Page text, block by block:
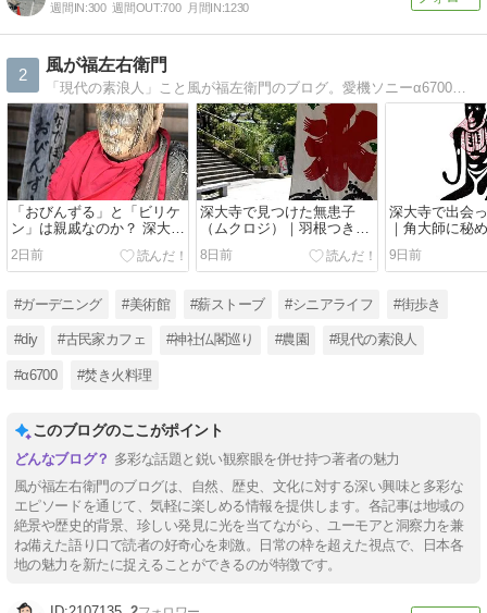
週間IN:300 週間OUT:700 月間IN:1230
2
風が福左右衛門
「現代の素浪人」こと風が福左衛門のブログ。愛機ソニーα6700を携えた神社巡りや街歩き、読書と学び、薪ストーブのある暮らし、古民家カフェや美術館巡り、四季折々のガーデニングや農園など、日々の多彩な探求を独自の視点で深く発信しています。
「おびんずる」と「ビリケ
ン」は親戚なのか？ 深大寺
で生まれた小さな疑問
2日前
深大寺で見つけた無患子
（ムクロジ）｜羽根つきと
石鹸の木に秘められた昔の
知恵
8日前
深大寺で出会
｜角大師に秘
退散の祈り
9日前
#ガーデニング #美術館 #薪ストーブ #シニアライフ #街歩き
#diy #古民家カフェ #神社仏閣巡り #農園 #現代の素浪人
#α6700 #焚き火料理
このブログのここがポイント
多彩な話題と鋭い観察眼を併せ持つ著者の魅力
風が福左右衛門のブログは、自然、歴史、文化に対する深い興味と多彩な
エピソードを通じて、気軽に楽しめる情報を提供します。各記事は地域の
絶景や歴史的背景、珍しい発見に光を当てながら、ユーモアと洞察力を兼
ね備えた語り口で読者の好奇心を刺激。日常の枠を超えた視点で、日本各
地の魅力を新たに捉えることができるのが特徴です。